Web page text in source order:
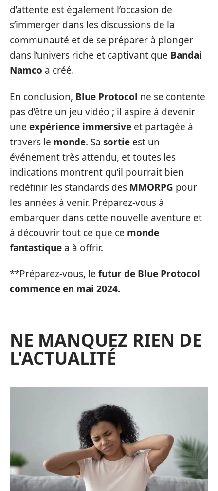
d’attente est également l’occasion de
s’immerger dans les discussions de la
communauté et de se préparer à plonger
dans l’univers riche et captivant que Bandai
Namco a créé.
En conclusion, Blue Protocol ne se contente
pas d’être un jeu vidéo ; il aspire à devenir
une expérience immersive et partagée à
travers le monde. Sa sortie est un
événement très attendu, et toutes les
indications montrent qu’il pourrait bien
redéfinir les standards des MMORPG pour
les années à venir. Préparez-vous à
embarquer dans cette nouvelle aventure et
à découvrir tout ce que ce monde
fantastique a à offrir.
**Préparez-vous, le futur de Blue Protocol
commence en mai 2024.
NE MANQUEZ RIEN DE
L'ACTUALITÉ